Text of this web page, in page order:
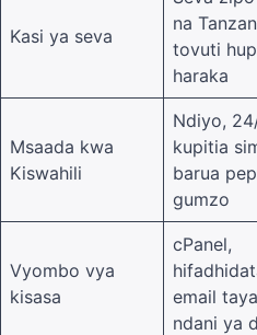
Kasi ya seva
na
tovuti
haraka
Msaada kwa
Kiswahili
Ndiyo,
kupitia
barua
gumzo
Vyombo vya
kisasa
cPanel,
email
ndani ya